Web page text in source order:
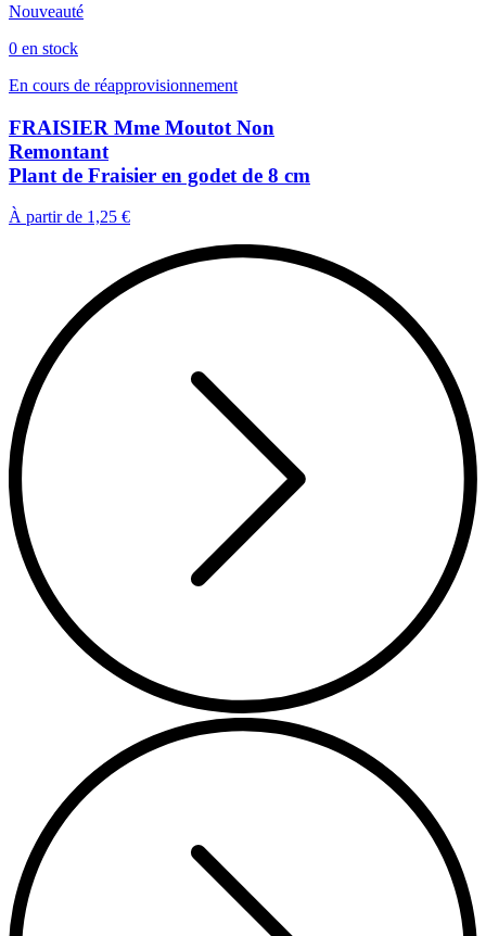
Nouveauté
0 en stock
En cours de réapprovisionnement
FRAISIER Mme Moutot Non
Remontant
Plant de Fraisier en godet de 8 cm
À partir de 1,25 €